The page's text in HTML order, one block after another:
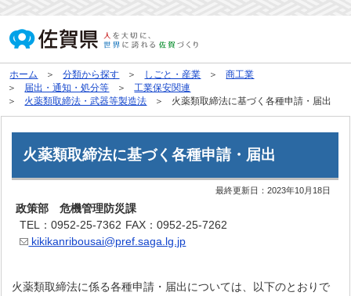
ホーム 分類から探す しごと・産業
商工業
届出・通知・処分等
工業保安関連
火薬類取締法・武器等製造法
火薬類取締法に基づく各種申請・届出
火薬類取締法に基づく各種申請・届出
最終更新日：2023年10月18日
政策部 危機管理防災課
TEL：0952-25-7362 FAX：0952-25-7262
kikikanribousai@pref.saga.lg.jp
火薬類取締法に係る各種申請・届出については、以下のとおりで